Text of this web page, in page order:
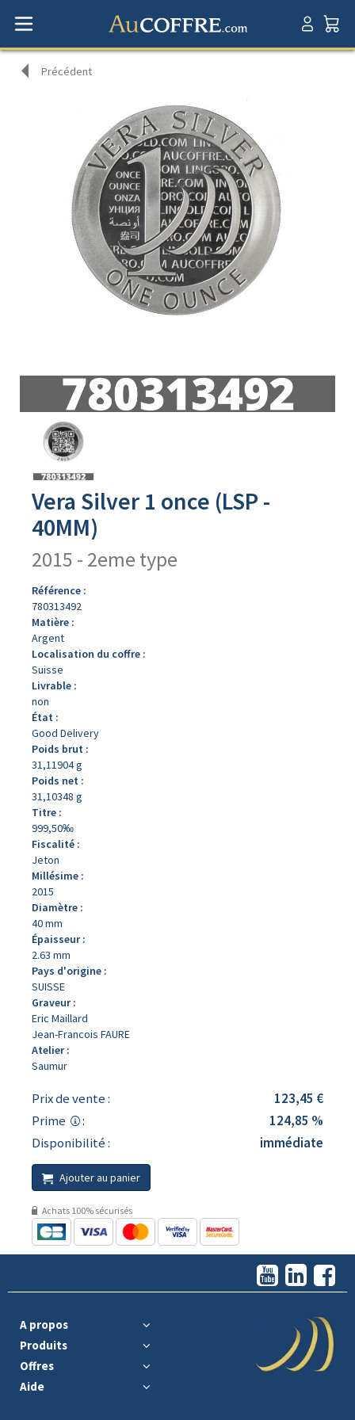
Précédent
produit
Vera Silver 1 once (LSP -
40MM)
2015 - 2eme type
Référence :
780313492
Matière :
Argent
Localisation du coffre :
Suisse
Livrable :
non
État :
Good Delivery
Poids brut :
31,11904 g
Poids net :
31,10348 g
Titre :
999,50‰
Fiscalité :
Jeton
Millésime :
2015
Diamètre :
40 mm
Épaisseur :
2.63 mm
Pays d'origine :
SUISSE
Graveur :
Eric Maillard
Jean-Francois FAURE
Atelier :
Saumur
Prix de vente :
123,45 €
Prime
:
124,85 %
Disponibilité :
immédiate
Ajouter au panier
Achats 100% sécurisés
A propos
Produits
Offres
Aide